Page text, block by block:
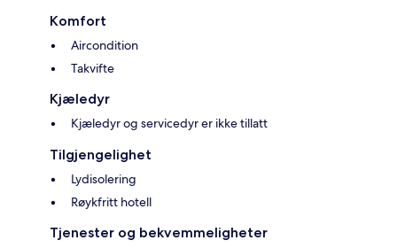
Komfort
Aircondition
Takvifte
Kjæledyr
Kjæledyr og servicedyr er ikke tillatt
Tilgjengelighet
Lydisolering
Røykfritt hotell
Tjenester og bekvemmeligheter